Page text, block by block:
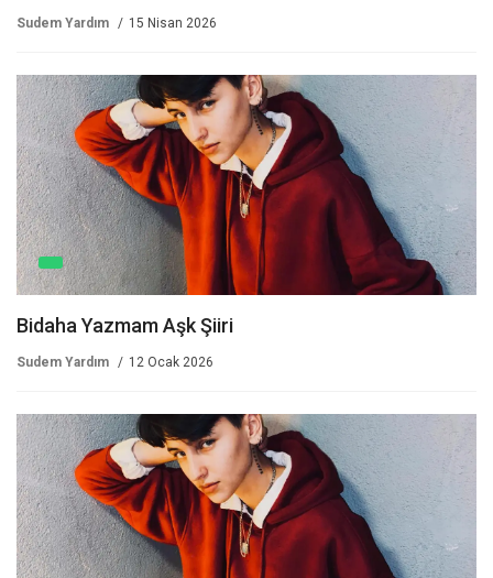
Sudem Yardım 15 Nisan 2026
Bidaha Yazmam Aşk Şiiri
Sudem Yardım 12 Ocak 2026